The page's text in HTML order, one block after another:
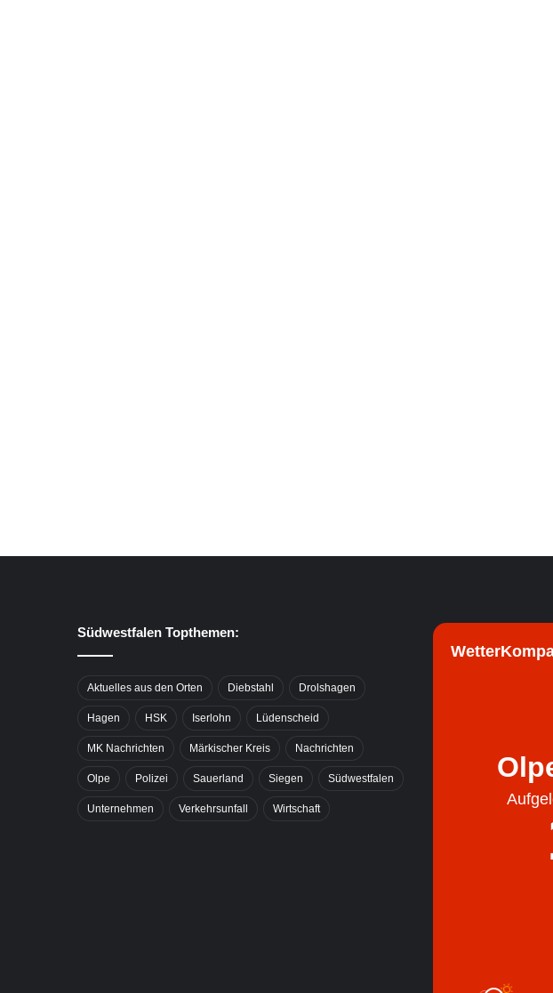
Südwestfalen Topthemen:
Aktuelles aus den Orten Diebstahl Drolshagen
Hagen HSK Iserlohn Lüdenscheid
MK Nachrichten Märkischer Kreis Nachrichten
Olpe Polizei Sauerland Siegen Südwestfalen
Unternehmen Verkehrsunfall Wirtschaft